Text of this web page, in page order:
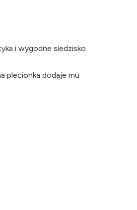
i wygodne siedzisko
plecionka dodaje mu